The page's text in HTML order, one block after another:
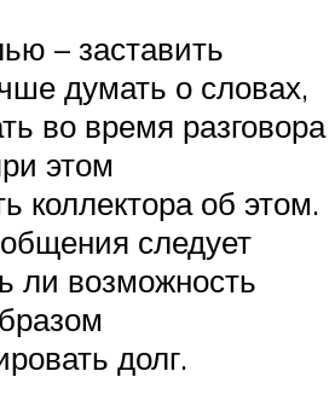
– заставить
думать о словах,
во время разговора
этом
коллектора об этом.
следует
ли возможность
долг.